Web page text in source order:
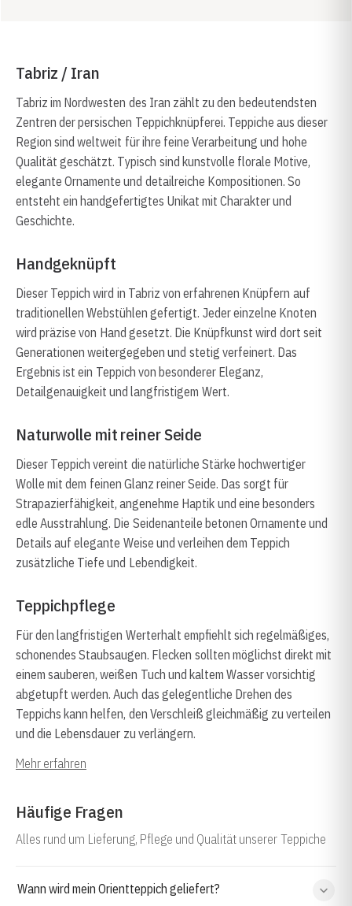
Tabriz / Iran
Tabriz im Nordwesten des Iran zählt zu den bedeutendsten
Zentren der persischen Teppichknüpferei. Teppiche aus dieser
Region sind weltweit für ihre feine Verarbeitung und hohe
Qualität geschätzt. Typisch sind kunstvolle florale Motive,
elegante Ornamente und detailreiche Kompositionen. So
entsteht ein handgefertigtes Unikat mit Charakter und
Geschichte.
Handgeknüpft
Dieser Teppich wird in Tabriz von erfahrenen Knüpfern auf
traditionellen Webstühlen gefertigt. Jeder einzelne Knoten
wird präzise von Hand gesetzt. Die Knüpfkunst wird dort seit
Generationen weitergegeben und stetig verfeinert. Das
Ergebnis ist ein Teppich von besonderer Eleganz,
Detailgenauigkeit und langfristigem Wert.
Naturwolle mit reiner Seide
Dieser Teppich vereint die natürliche Stärke hochwertiger
Wolle mit dem feinen Glanz reiner Seide. Das sorgt für
Strapazierfähigkeit, angenehme Haptik und eine besonders
edle Ausstrahlung. Die Seidenanteile betonen Ornamente und
Details auf elegante Weise und verleihen dem Teppich
zusätzliche Tiefe und Lebendigkeit.
Teppichpflege
Für den langfristigen Werterhalt empfiehlt sich regelmäßiges,
schonendes Staubsaugen. Flecken sollten möglichst direkt mit
einem sauberen, weißen Tuch und kaltem Wasser vorsichtig
abgetupft werden. Auch das gelegentliche Drehen des
Teppichs kann helfen, den Verschleiß gleichmäßig zu verteilen
und die Lebensdauer zu verlängern.
Mehr erfahren
Häufige Fragen
Alles rund um Lieferung, Pflege und Qualität unserer Teppiche
Wann wird mein Orientteppich geliefert?